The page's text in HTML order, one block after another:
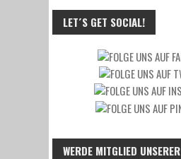
LET´S GET SOCIAL!
WERDE MITGLIED UNSERER